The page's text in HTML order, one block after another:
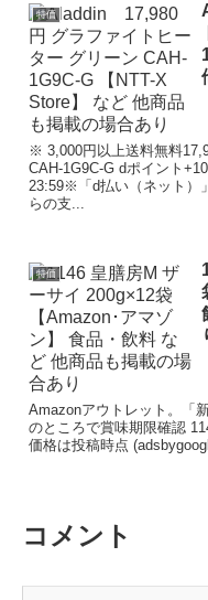
特価
※ 3,000円以上送料無料
CAH-1G9C-G dポイント
23:59※「d払い（ネット）
らの支...
特価
Amazonアウトレット。「
のところで賞味期限確認
価格は投稿時点
コメント